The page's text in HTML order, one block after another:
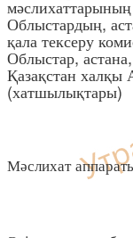
Облыстардың,
қала тексеру
Облыстар,
Қазақстан халқы
(хатшылықтары)
Мәслихат